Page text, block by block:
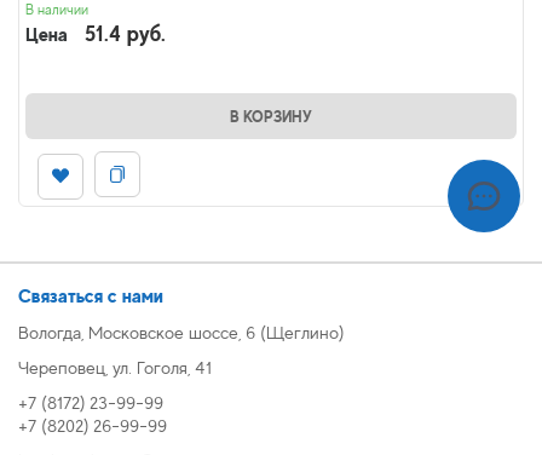
В наличии
Цена 51.4 руб.
В КОРЗИНУ
Связаться с нами
Вологда, Московское шоссе, 6 (Щеглино)
Череповец, ул. Гоголя, 41
+7 (8172) 23-99-99
+7 (8202) 26-99-99